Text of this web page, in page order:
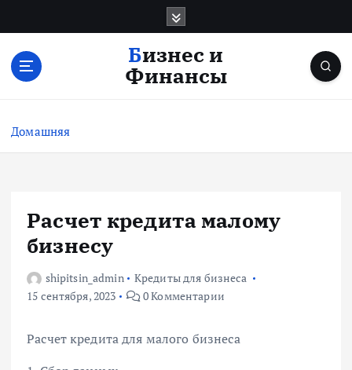
с
Бизнес и
Финансы
Домашняя
Расчет кредита малому
бизнесу
shipitsin_admin
Кредиты для бизнеса
15 сентября, 2023
0 Комментарии
Расчет кредита для малого бизнеса